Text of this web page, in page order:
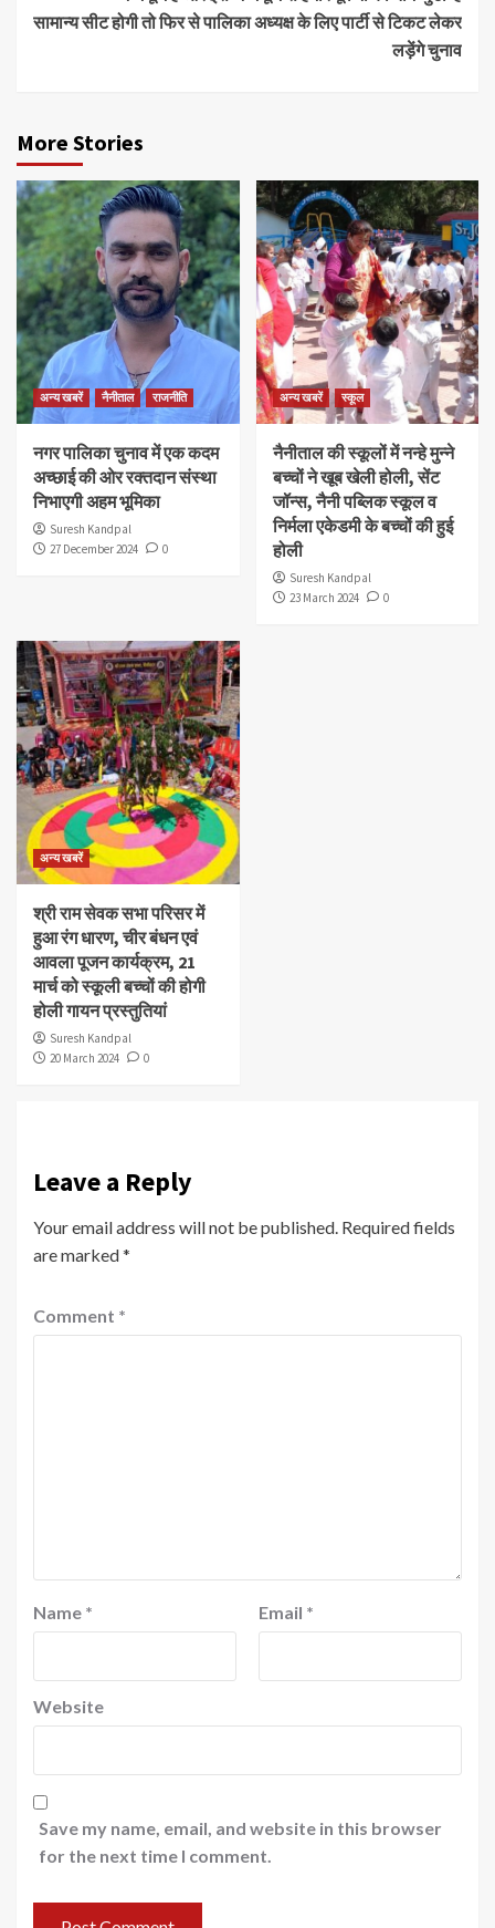
सामान्य सीट होगी तो फिर से पालिका अध्यक्ष के लिए पार्टी से टिकट लेकर
लड़ेंगे चुनाव
More Stories
अन्य खबरें नैनीताल राजनीति
नगर पालिका चुनाव में एक कदम
अच्छाई की ओर रक्तदान संस्था
निभाएगी अहम भूमिका
Suresh Kandpal
27 December 2024
0
अन्य खबरें स्कूल
नैनीताल की स्कूलों में नन्हे मुन्ने
बच्चों ने खूब खेली होली, सेंट
जॉन्स, नैनी पब्लिक स्कूल व
निर्मला एकेडमी के बच्चों की हुई
होली
Suresh Kandpal
23 March 2024
0
अन्य खबरें
श्री राम सेवक सभा परिसर में
हुआ रंग धारण, चीर बंधन एवं
आवला पूजन कार्यक्रम, 21
मार्च को स्कूली बच्चों की होगी
होली गायन प्रस्तुतियां
Suresh Kandpal
20 March 2024
0
Leave a Reply
Your email address will not be published. Required fields
are marked*
Comment *
Name * Email *
Website
Save my name, email, and website in this browser
for the next time I comment.